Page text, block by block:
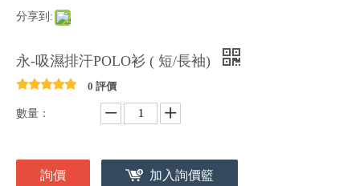
分享到:
永-吸濕排汗POLO衫 ( 短/長袖)
0 評價
數量：
詢價 加入詢價籃